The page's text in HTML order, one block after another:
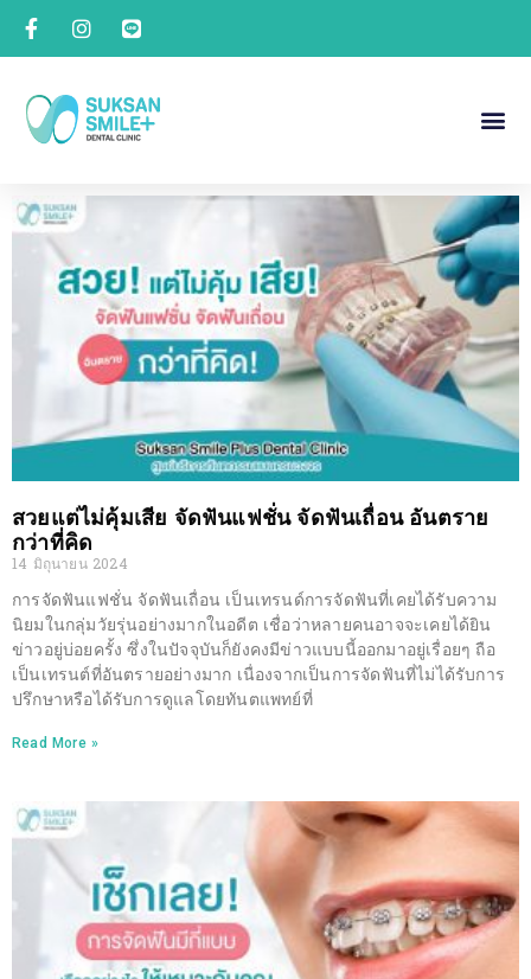
สวยแต่ไม่คุ้มเสีย จัดฟันแฟชั่น จัดฟันเถื่อน อันตราย
กว่าที่คิด
14 มิถุนายน 2024
การจัดฟันแฟชั่น จัดฟันเถื่อน เป็นเทรนด์การจัดฟันที่เคยได้รับความ
นิยมในกลุ่มวัยรุ่นอย่างมากในอดีต เชื่อว่าหลายคนอาจจะเคยได้ยิน
ข่าวอยู่บ่อยครั้ง ซึ่งในปัจจุบันก็ยังคงมีข่าวแบบนี้ออกมาอยู่เรื่อยๆ ถือ
เป็นเทรนต์ที่อันตรายอย่างมาก เนื่องจากเป็นการจัดฟันที่ไม่ได้รับการ
ปรึกษาหรือได้รับการดูแลโดยทันตแพทย์ที่
Read More »